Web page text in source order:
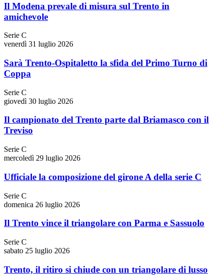
Il Modena prevale di misura sul Trento in
amichevole
Serie C
venerdì 31 luglio 2026
Sarà Trento-Ospitaletto la sfida del Primo Turno di
Coppa
Serie C
giovedì 30 luglio 2026
Il campionato del Trento parte dal Briamasco con il
Treviso
Serie C
mercoledì 29 luglio 2026
Ufficiale la composizione del girone A della serie C
Serie C
domenica 26 luglio 2026
Il Trento vince il triangolare con Parma e Sassuolo
Serie C
sabato 25 luglio 2026
Trento, il ritiro si chiude con un triangolare di lusso